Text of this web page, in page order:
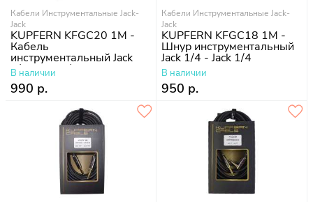
Кабели Инструментальные Jack-
Jack
KUPFERN KFGC20 1M -
Кабель
инструментальный Jack
1/4 - Jack 1/4 угловые
В наличии
990 р.
Кабели Инструментальные Jack-
Jack
KUPFERN KFGC18 1M -
Шнур инструментальный
Jack 1/4 - Jack 1/4
В наличии
950 р.